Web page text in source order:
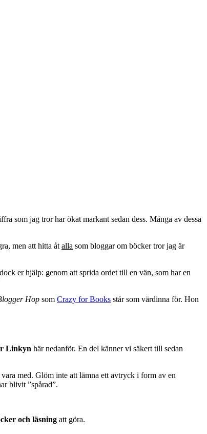
som jag tror har ökat markant sedan dess. Många av dessa
men att hitta åt alla som bloggar om böcker tror jag är
er hjälp: genom att sprida ordet till en vän, som har en
Hop som Crazy for Books står som värdinna för. Hon
Linkyn här nedanför. En del känner vi säkert till sedan
med. Glöm inte att lämna ett avtryck i form av en
blivit ”spårad”.
och läsning att göra.